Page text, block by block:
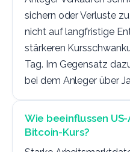
sichern oder Verluste
nicht auf langfristige
stärkeren
Tag. Im Gegensatz
bei dem Anleger über
Wie beeinflussen
Bitcoin-Kurs?